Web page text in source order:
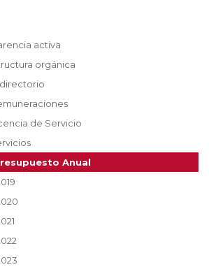
activa
orgánica
directorio
de Servicio
Anual